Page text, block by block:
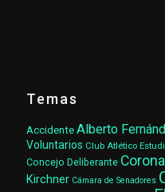
Temas
AccidenteAlberto
Voluntarios Club Atlético
Concejo Deliberante
Kirchner Cámara de Senadores